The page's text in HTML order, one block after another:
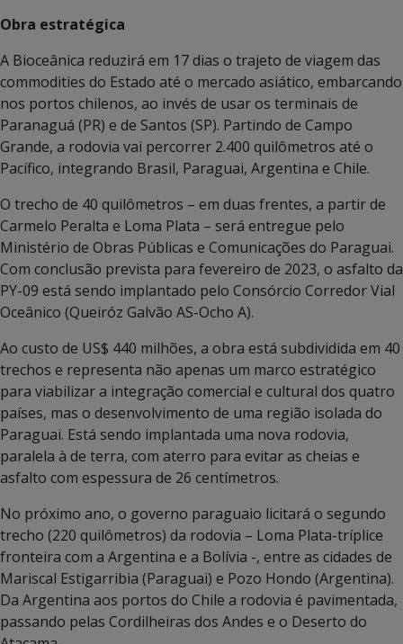
Obra estratégica
A Bioceânica reduzirá em 17 dias o trajeto de viagem das
commodities do Estado até o mercado asiático, embarcando
nos portos chilenos, ao invés de usar os terminais de
Paranaguá (PR) e de Santos (SP). Partindo de Campo
Grande, a rodovia vai percorrer 2.400 quilômetros até o
Pacífico, integrando Brasil, Paraguai, Argentina e Chile.
O trecho de 40 quilômetros – em duas frentes, a partir de
Carmelo Peralta e Loma Plata – será entregue pelo
Ministério de Obras Públicas e Comunicações do Paraguai.
Com conclusão prevista para fevereiro de 2023, o asfalto da
PY-09 está sendo implantado pelo Consórcio Corredor Vial
Oceânico (Queiróz Galvão AS-Ocho A).
Ao custo de US$ 440 milhões, a obra está subdividida em 40
trechos e representa não apenas um marco estratégico
para viabilizar a integração comercial e cultural dos quatro
países, mas o desenvolvimento de uma região isolada do
Paraguai. Está sendo implantada uma nova rodovia,
paralela à de terra, com aterro para evitar as cheias e
asfalto com espessura de 26 centímetros.
No próximo ano, o governo paraguaio licitará o segundo
trecho (220 quilômetros) da rodovia – Loma Plata-tríplice
fronteira com a Argentina e a Bolívia -, entre as cidades de
Mariscal Estigarribia (Paraguai) e Pozo Hondo (Argentina).
Da Argentina aos portos do Chile a rodovia é pavimentada,
passando pelas Cordilheiras dos Andes e o Deserto do